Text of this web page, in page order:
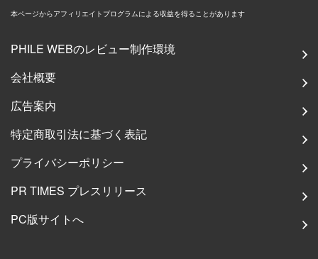
本ページからアフィリエイトプログラムによる収益を得ることがあります
PHILE WEBのレビュー制作環境
会社概要
広告案内
特定商取引法に基づく表記
プライバシーポリシー
PR TIMES プレスリリース
PC版サイトへ